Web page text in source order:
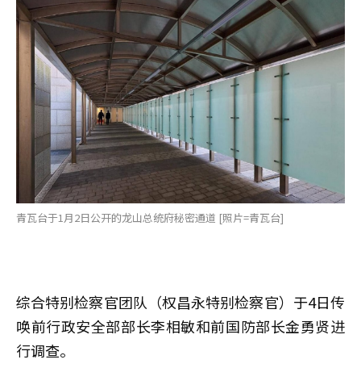
青瓦台于1月2日公开的龙山总统府秘密通道 [照片=青瓦台]
综合特别检察官团队（权昌永特别检察官）于4日传
唤前行政安全部部长李相敏和前国防部长金勇贤进
行调查。